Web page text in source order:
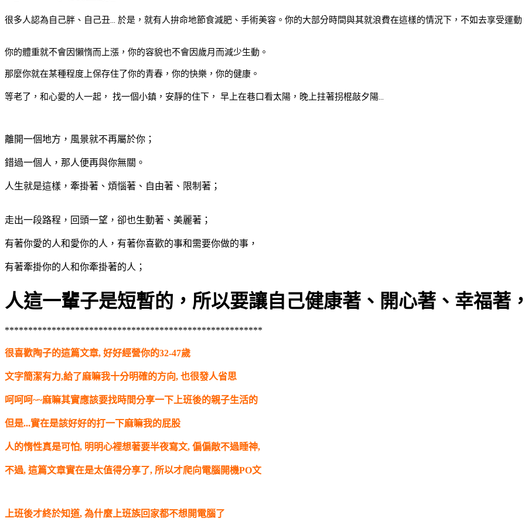
很多人認為自己胖、自己丑… 於是，就有人拚命地節食減肥、手術美容。你的大部分時間與其就浪費在這樣的情況下，不如去享受運動
你的體重就不會因懶惰而上漲，你的容貌也不會因歲月而減少生動。
那麼你就在某種程度上保存住了你的青春，你的快樂，你的健康。
等老了，和心愛的人一起， 找一個小鎮，安靜的住下， 早上在巷口看太陽，晚上拄著拐棍敲夕陽…
離開一個地方，風景就不再屬於你；
錯過一個人，那人便再與你無關。
人生就是這樣，牽掛著、煩惱著、自由著、限制著；
走出一段路程，回頭一望，卻也生動著、美麗著；
有著你愛的人和愛你的人，有著你喜歡的事和需要你做的事，
有著牽掛你的人和你牽掛著的人；
人這一輩子是短暫的，所以要讓自己健康著、開心著、幸福著
*******************************************************
很喜歡陶子的這篇文章, 好好經營你的32-47歲
文字簡潔有力,給了麻嘛我十分明確的方向, 也很發人省思
呵呵呵~~麻嘛其實應該要找時間分享一下上班後的親子生活的
但是...實在是該好好的打一下麻嘛我的屁股
人的惰性真是可怕, 明明心裡想著要半夜寫文, 偏偏敵不過睡神,
不過, 這篇文章實在是太值得分享了, 所以才爬向電腦開機PO文
上班後才終於知道, 為什麼上班族回家都不想開電腦了